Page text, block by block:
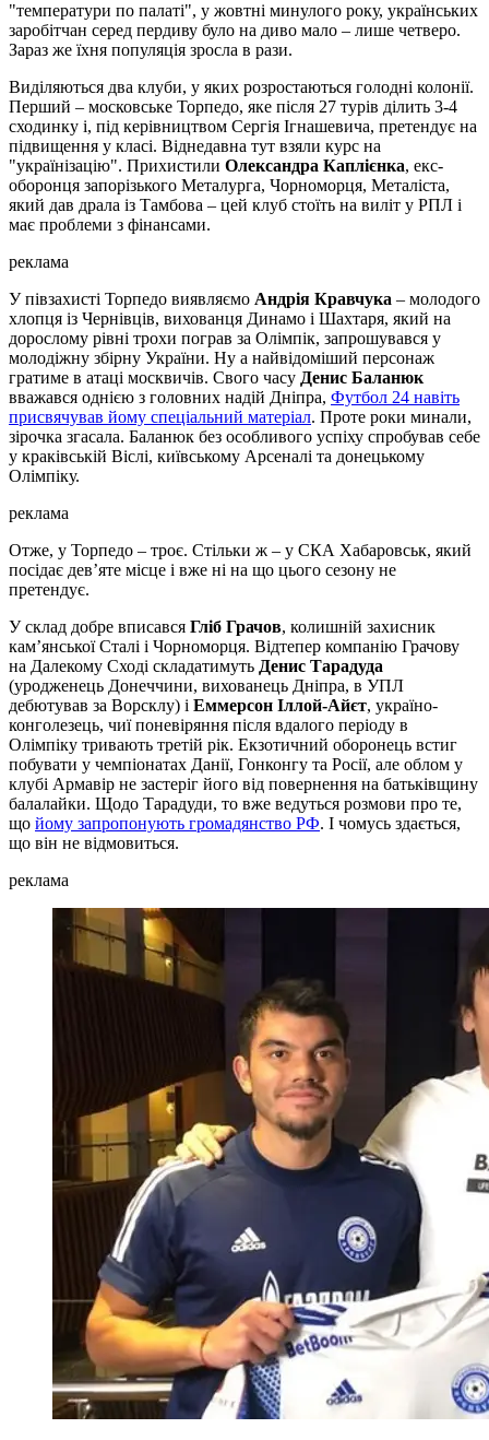
"температури по палаті", у жовтні минулого року, українських
заробітчан серед пердиву було на диво мало – лише четверо.
Зараз же їхня популяція зросла в рази.
Виділяються два клуби, у яких розростаються голодні колонії.
Перший – московське Торпедо, яке після 27 турів ділить 3-4
сходинку і, під керівництвом Сергія Ігнашевича, претендує на
підвищення у класі. Віднедавна тут взяли курс на
"українізацію". Прихистили Олександра Каплієнка, екс-
оборонця запорізького Металурга, Чорноморця, Металіста,
який дав драла із Тамбова – цей клуб стоїть на виліт у РПЛ і
має проблеми з фінансами.
реклама
У півзахисті Торпедо виявляємо Андрія Кравчука – молодого
хлопця із Чернівців, вихованця Динамо і Шахтаря, який на
дорослому рівні трохи пограв за Олімпік, запрошувався у
молодіжну збірну України. Ну а найвідоміший персонаж
гратиме в атаці москвичів. Свого часу Денис Баланюк
вважався однією з головних надій Дніпра, Футбол 24 навіть
присвячував йому спеціальний матеріал. Проте роки минали,
зірочка згасала. Баланюк без особливого успіху спробував себе
у краківській Віслі, київському Арсеналі та донецькому
Олімпіку.
реклама
Отже, у Торпедо – троє. Стільки ж – у СКА Хабаровськ, який
посідає дев’яте місце і вже ні на що цього сезону не
претендує.
У склад добре вписався Гліб Грачов, колишній захисник
кам’янської Сталі і Чорноморця. Відтепер компанію Грачову
на Далекому Сході складатимуть Денис Тарадуда
(уродженець Донеччини, вихованець Дніпра, в УПЛ
дебютував за Ворсклу) і Еммерсон Іллой-Айєт, україно-
конголезець, чиї поневіряння після вдалого періоду в
Олімпіку тривають третій рік. Екзотичний оборонець встиг
побувати у чемпіонатах Данії, Гонконгу та Росії, але облом у
клубі Армавір не застеріг його від повернення на батьківщину
балалайки. Щодо Тарадуди, то вже ведуться розмови про те,
що йому запропонують громадянство РФ. І чомусь здається,
що він не відмовиться.
реклама